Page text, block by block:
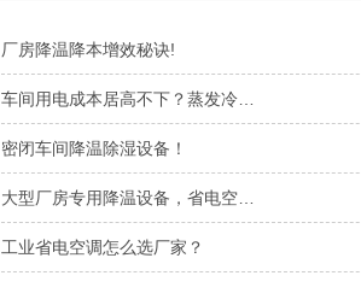
厂房降温降本增效秘诀!
车间用电成本居高不下？蒸发冷…
密闭车间降温除湿设备！
大型厂房专用降温设备，省电空…
工业省电空调怎么选厂家？